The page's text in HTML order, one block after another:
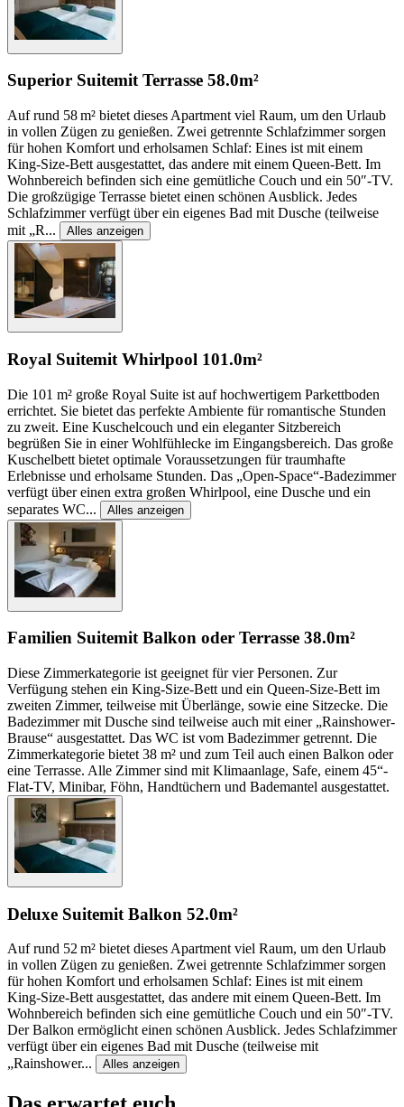
Superior Suitemit Terrasse 58.0m²
Auf rund 58 m² bietet dieses Apartment viel Raum, um den Urlaub
in vollen Zügen zu genießen. Zwei getrennte Schlafzimmer sorgen
für hohen Komfort und erholsamen Schlaf: Eines ist mit einem
King-Size-Bett ausgestattet, das andere mit einem Queen-Bett. Im
Wohnbereich befinden sich eine gemütliche Couch und ein 50″-TV.
Die großzügige Terrasse bietet einen schönen Ausblick. Jedes
Schlafzimmer verfügt über ein eigenes Bad mit Dusche (teilweise
mit „R... Alles anzeigen
Royal Suitemit Whirlpool 101.0m²
Die 101 m² große Royal Suite ist auf hochwertigem Parkettboden
errichtet. Sie bietet das perfekte Ambiente für romantische Stunden
zu zweit. Eine Kuschelcouch und ein eleganter Sitzbereich
begrüßen Sie in einer Wohlfühlecke im Eingangsbereich. Das große
Kuschelbett bietet optimale Voraussetzungen für traumhafte
Erlebnisse und erholsame Stunden. Das „Open-Space“-Badezimmer
verfügt über einen extra großen Whirlpool, eine Dusche und ein
separates WC... Alles anzeigen
Familien Suitemit Balkon oder Terrasse 38.0m²
Diese Zimmerkategorie ist geeignet für vier Personen. Zur
Verfügung stehen ein King-Size-Bett und ein Queen-Size-Bett im
zweiten Zimmer, teilweise mit Überlänge, sowie eine Sitzecke. Die
Badezimmer mit Dusche sind teilweise auch mit einer „Rainshower-
Brause“ ausgestattet. Das WC ist vom Badezimmer getrennt. Die
Zimmerkategorie bietet 38 m² und zum Teil auch einen Balkon oder
eine Terrasse. Alle Zimmer sind mit Klimaanlage, Safe, einem 45“-
Flat-TV, Minibar, Föhn, Handtüchern und Bademantel ausgestattet.
Deluxe Suitemit Balkon 52.0m²
Auf rund 52 m² bietet dieses Apartment viel Raum, um den Urlaub
in vollen Zügen zu genießen. Zwei getrennte Schlafzimmer sorgen
für hohen Komfort und erholsamen Schlaf: Eines ist mit einem
King-Size-Bett ausgestattet, das andere mit einem Queen-Bett. Im
Wohnbereich befinden sich eine gemütliche Couch und ein 50″-TV.
Der Balkon ermöglicht einen schönen Ausblick. Jedes Schlafzimmer
verfügt über ein eigenes Bad mit Dusche (teilweise mit
„Rainshower... Alles anzeigen